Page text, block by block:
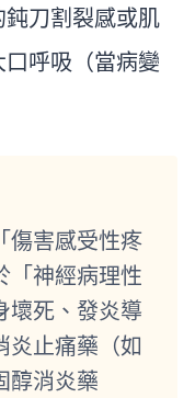
刀割裂感或肌
呼吸（當病變
傷害感受性疼
「神經病理性
壞死、發炎導
炎止痛藥（如
醇消炎藥